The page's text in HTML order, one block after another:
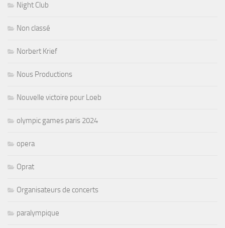
Night Club
Non classé
Norbert Krief
Nous Productions
Nouvelle victoire pour Loeb
olympic games paris 2024
opera
Oprat
Organisateurs de concerts
paralympique